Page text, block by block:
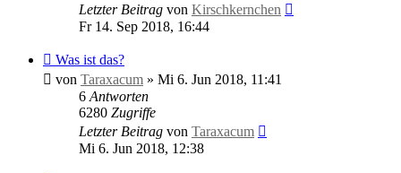
Letzter Beitrag von Kirschkernchen
Fr 14. Sep 2018, 16:44
Was ist das?
von Taraxacum » Mi 6. Jun 2018, 11:41
6 Antworten
6280 Zugriffe
Letzter Beitrag von Taraxacum
Mi 6. Jun 2018, 12:38